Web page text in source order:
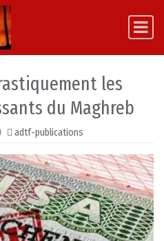
les
du Maghreb
adtf-publications